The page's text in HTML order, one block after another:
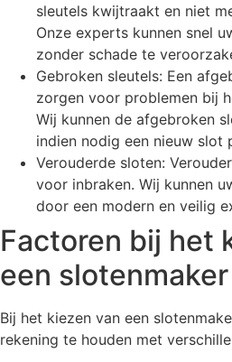
sleutels kwijtraakt en niet
Onze experts kunnen snel
zonder schade te
Gebroken sleutels: Een
zorgen voor problemen bij
Wij kunnen de afgebroken
indien nodig een nieuw slot
Verouderde sloten:
voor inbraken. Wij kunnen
door een modern en veilig
Factoren bij het
een slotenmaker
Bij het kiezen van een
rekening te houden met